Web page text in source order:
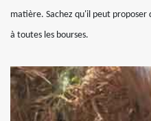
matière. Sachez qu'il peut proposer
à toutes les bourses.